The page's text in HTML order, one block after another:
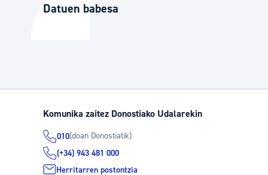
Datuen babesa
Komunika zaitez Donostiako Udalarekin
010(doan Donostiatik)
(+34) 943 481 000
Herritarren postontzia